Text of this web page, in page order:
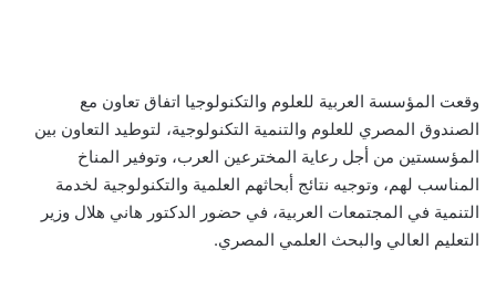
وقعت المؤسسة العربية للعلوم والتكنولوجيا اتفاق تعاون مع
الصندوق المصري للعلوم والتنمية التكنولوجية، لتوطيد التعاون بين
المؤسستين من أجل رعاية المخترعين العرب، وتوفير المناخ
المناسب لهم، وتوجيه نتائج أبحاثهم العلمية والتكنولوجية لخدمة
التنمية في المجتمعات العربية، في حضور الدكتور هاني هلال وزير
التعليم العالي والبحث العلمي المصري.